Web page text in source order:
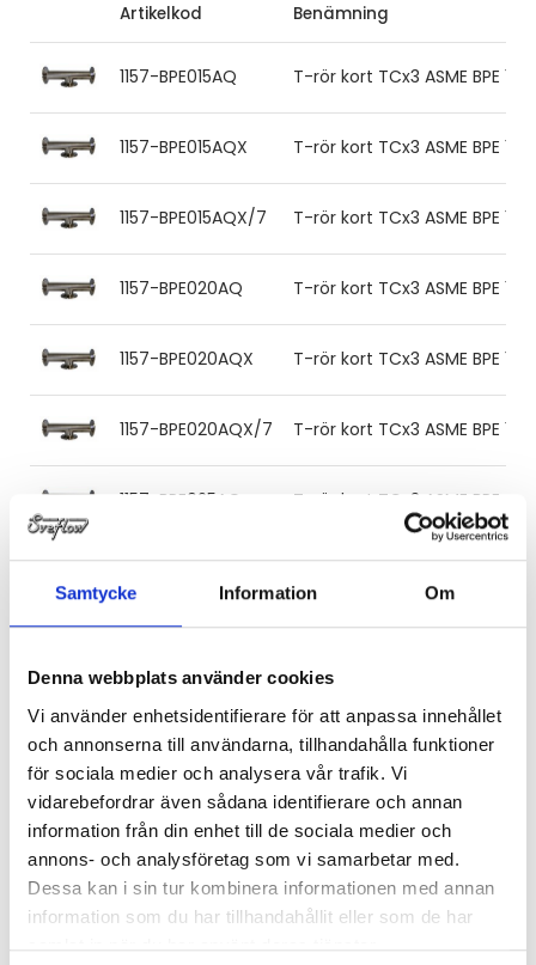
Samtycke Information Om
Denna webbplats använder cookies
Vi använder enhetsidentifierare för att anpassa innehållet
och annonserna till användarna, tillhandahålla funktioner
för sociala medier och analysera vår trafik. Vi
vidarebefordrar även sådana identifierare och annan
information från din enhet till de sociala medier och
annons- och analysföretag som vi samarbetar med.
Dessa kan i sin tur kombinera informationen med annan
information som du har tillhandahållit eller som de har
Artikelkod Benämning
1157-BPE015AQ T-rör kort TCx3 ASME BPE
1157-BPE015AQX T-rör kort TCx3 ASME BPE
1157-BPE015AQX/7 T-rör kort TCx3 ASME BPE
1157-BPE020AQ T-rör kort TCx3 ASME BPE
1157-BPE020AQX T-rör kort TCx3 ASME BPE
1157-BPE020AQX/7 T-rör kort TCx3 ASME BPE
1157-BPE025AQ T-rör kort TCx3 ASME BPE
1157-BPE038AQ T-rör kort TCx3 ASME BPE
1157-BPE038AQX T-rör kort TCx3 ASME BPE
1157-BPE038AQX/7 T-rör kort TCx3 ASME BPE
1157-BPE051AQ T-rör kort TCx3 ASME BPE